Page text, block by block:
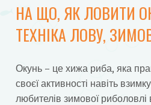
НА ЩО, ЯК ЛОВИТИ
ТЕХНІКА ЛОВУ,
Окунь – це хижа риба, яка
своєї активності навіть
любителів зимової